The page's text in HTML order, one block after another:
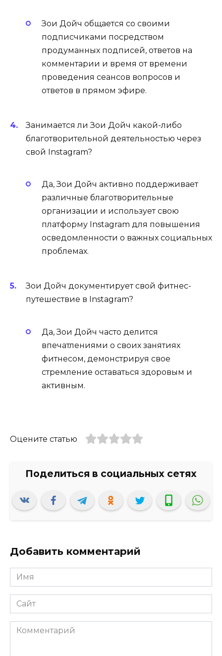
Зои Дойч общается со своими
подписчиками посредством
продуманных подписей, ответов на
комментарии и время от времени
проведения сеансов вопросов и
ответов в прямом эфире.
Занимается ли Зои Дойч какой-либо
благотворительной деятельностью через
свой Instagram?
Да, Зои Дойч активно поддерживает
различные благотворительные
организации и использует свою
платформу Instagram для повышения
осведомленности о важных социальных
проблемах.
Зои Дойч документирует свой фитнес-
путешествие в Instagram?
Да, Зои Дойч часто делится
впечатлениями о своих занятиях
фитнесом, демонстрируя свое
стремление оставаться здоровым и
активным.
Оцените статью
Добавить комментарий
Имя
*
Сайт
Комментарий